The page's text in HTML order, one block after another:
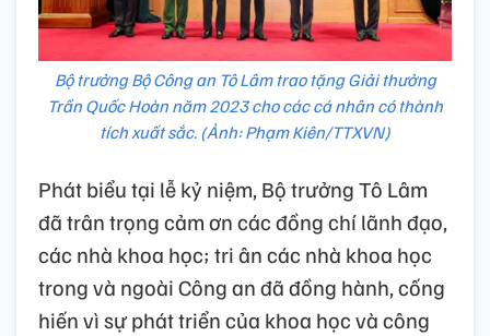
Bộ trưởng Bộ Công an Tô Lâm trao tặng Giải thưởng
Trần Quốc Hoàn năm 2023 cho các cá nhân có thành
tích xuất sắc. (Ảnh: Phạm Kiên/TTXVN)
Phát biểu tại lễ kỷ niệm, Bộ trưởng Tô Lâm
đã trân trọng cảm ơn các đồng chí lãnh đạo,
các nhà khoa học; tri ân các nhà khoa học
trong và ngoài Công an đã đồng hành, cống
hiến vì sự phát triển của khoa học và công